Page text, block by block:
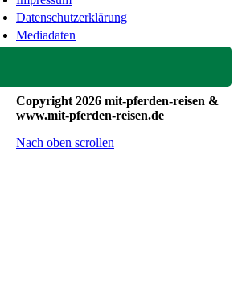
Datenschutzerklärung
Mediadaten
Copyright 2026 mit-pferden-reisen &
www.mit-pferden-reisen.de
Nach oben scrollen